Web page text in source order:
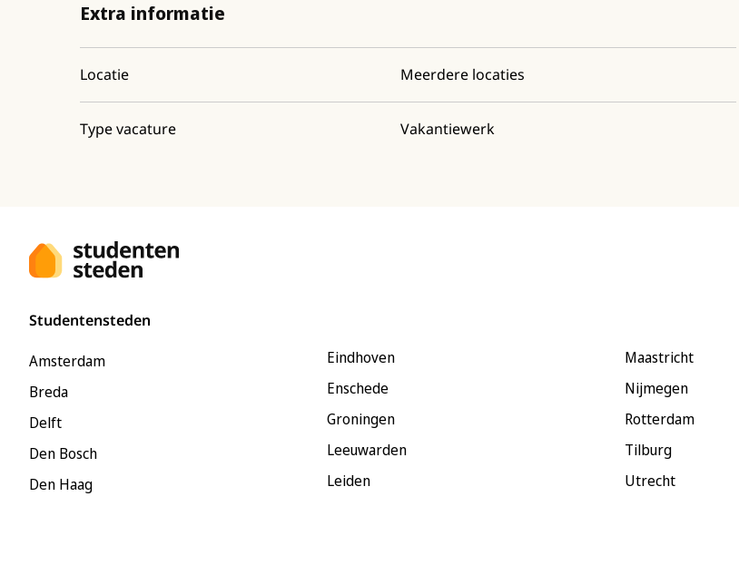
Extra informatie
Locatie Meerdere locaties
Type vacature Vakantiewerk
Studentensteden
Amsterdam
Breda
Delft
Den Bosch
Den Haag
Eindhoven
Enschede
Groningen
Leeuwarden
Leiden
Maastricht
Nijmegen
Rotterdam
Tilburg
Utrecht